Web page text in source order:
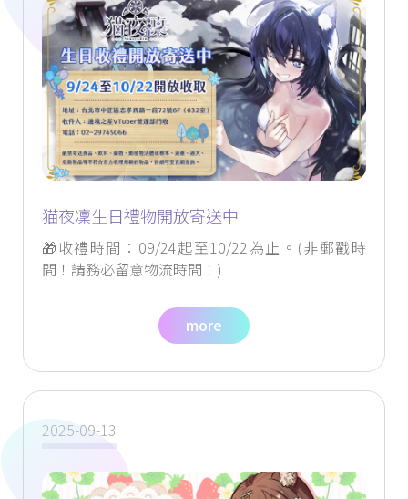
猫夜凜生日禮物開放寄送中
🎁收禮時間：09/24起至10/22為止。(非郵戳時
間！請務必留意物流時間！)
more
2025-09-13